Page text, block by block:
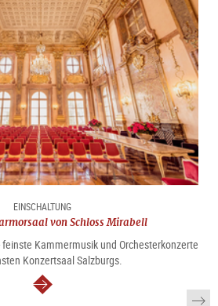
EINSCHALTUNG
von Schloss Mirabell
Kammermusik und Orchesterkonzerte
Konzertsaal Salzburgs.
weiter